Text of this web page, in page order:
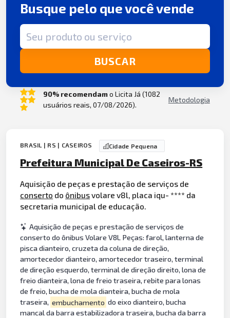
Busque pelo que você vende
Termo de busca
BUSCAR
90% recomendamo Licita Já (1082
usuários reais, 07/08/2026).
Metodologia
BRASIL | RS | CASEIROS Cidade Pequena
Prefeitura Municipal De Caseiros-RS
Aquisição de peças e prestação de serviços de
conserto do ônibusvolare v8l, placa iqu- **** da
secretaria municipal de educação.
Aquisição de peças e prestação de serviços de
conserto do ônibus Volare V8L Peças: farol, lanterna de
pisca dianteiro, cruzeta da coluna de direção,
amortecedor dianteiro, amortecedor traseiro, terminal
de direção esquerdo, terminal de direção direito, lona de
freio dianteira, lona de freio traseira, rebite para lonas
de freio, bucha de mola dianteira, bucha de mola
traseira, embuchamento do eixo dianteiro, bucha
mancal da barra estabilizadora traseira, bucha da barra